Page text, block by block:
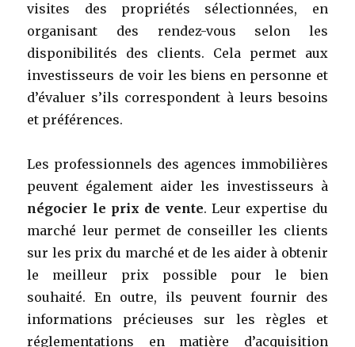
visites des propriétés sélectionnées, en
organisant des rendez-vous selon les
disponibilités des clients. Cela permet aux
investisseurs de voir les biens en personne et
d’évaluer s’ils correspondent à leurs besoins
et préférences.
Les professionnels des agences immobilières
peuvent également aider les investisseurs à
négocier le prix de vente. Leur expertise du
marché leur permet de conseiller les clients
sur les prix du marché et de les aider à obtenir
le meilleur prix possible pour le bien
souhaité. En outre, ils peuvent fournir des
informations précieuses sur les règles et
réglementations en matière d’acquisition